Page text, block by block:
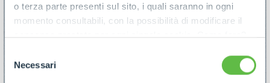
o terza parte presenti sul sito, i quali saranno in ogni
momento consultabili, con la possibilità di modificare il
consenso prestato per ogni singolo cookie. Come fare?
ogni pagina, selezionare "Modifichi il suo consenso" e
delNecessari